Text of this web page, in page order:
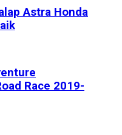
Astra Honda
Race 2019-